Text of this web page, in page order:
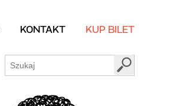
KONTAKT KUP BILET